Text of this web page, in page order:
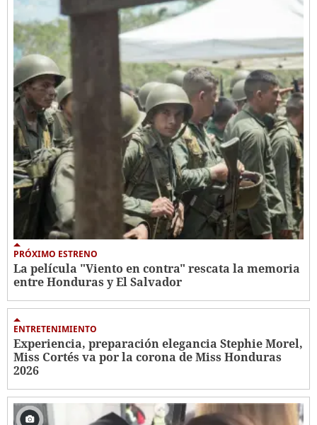
PRÓXIMO ESTRENO
La película "Viento en contra" rescata la memoria
entre Honduras y El Salvador
ENTRETENIMIENTO
Experiencia, preparación elegancia Stephie Morel,
Miss Cortés va por la corona de Miss Honduras
2026